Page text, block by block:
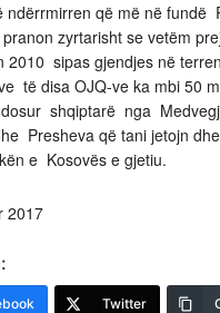
ndërrmirren që më në fundë
zyrtarisht se vetëm
2010 sipas gjendjes në
të disa OJQ-ve ka mbi 50
shqiptarë nga
Presheva që tani jetojn
e Kosovës e gjetiu.
2017
Twitter